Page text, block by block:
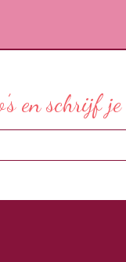
en schrijf